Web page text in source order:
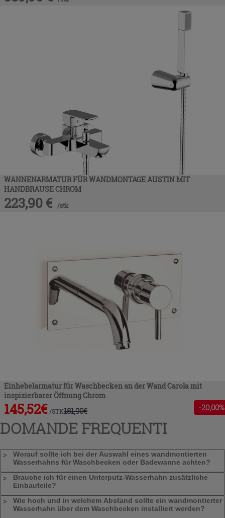
WANNENARMATUR FÜR WANDMONTAGE AUSTIN MIT
HANDBRAUSE CHROM
223,90 € /stk
Einhebelarmatur für Waschbecken an der Wand Carola mit
inspizierbarer Öffnung Chrom
145,52€ /STK181,90€ -20,00%
DOMANDE FREQUENTI
Worauf sollte ich bei der Auswahl eines wandmontierten
Wasserhahns für Waschbecken oder Badewanne achten?
Brauche ich für einen Unterputz-Wasserhahn zusätzliche
Einbauteile?
Wie hoch und in welchem Abstand sollte ein wandmontierter
Wasserhahn über dem Waschbecken installiert werden?